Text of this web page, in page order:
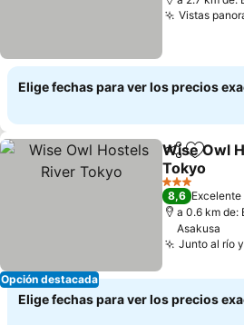
Vistas
Elige fechas para ver los precios
Opción destacada
Compartir
Wise Owl
Tokyo
3 Estrellas
8,6 Excelente
a 0.6 km de:
Asakusa
Junto al río
Elige fechas para ver los precios